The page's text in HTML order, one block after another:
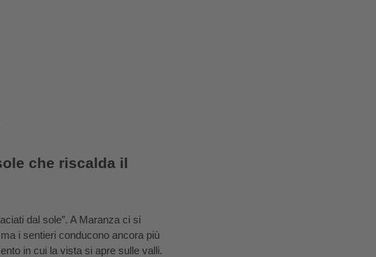
che riscalda il
dal sole”. A Maranza ci si
i sentieri conducono ancora più
in cui la vista si apre sulle valli.